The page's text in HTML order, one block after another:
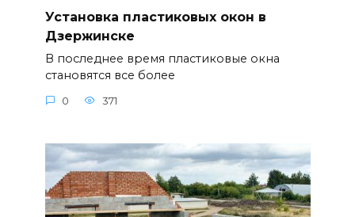
Установка пластиковых окон в
Дзержинске
В последнее время пластиковые окна
становятся все более
0 371